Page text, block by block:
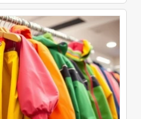
sprzedawca nie wciska nam
czego się dowiedziałam —
za chwilę.